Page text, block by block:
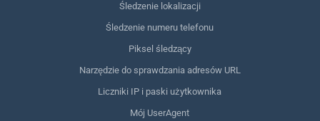
Śledzenie lokalizacji
Śledzenie numeru telefonu
Piksel śledzący
Narzędzie do sprawdzania adresów URL
Liczniki IP i paski użytkownika
Mój UserAgent